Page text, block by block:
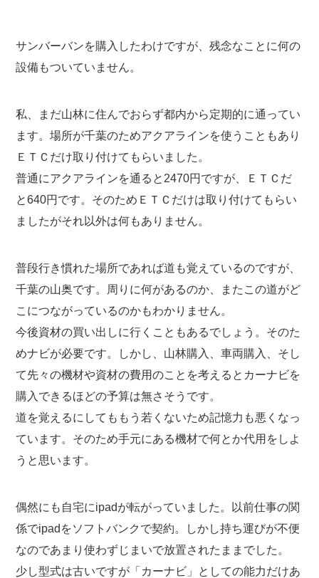
サンバーバンを購入したわけですが、残念なことに何の
設備もついていません。
私、まだ山林に住んでおらず都内から定期的に通ってい
ます。場所が千葉のためアクアラインを使うこともあり
ＥＴＣだけ取り付けてもらいました。
普通にアクアラインを通ると2470円ですが、ＥＴＣだ
と640円です。そのためＥＴＣだけは取り付けてもらい
ましたがそれ以外は何もありません。
普段行き慣れた場所であれば道も覚えているのですが、
千葉の山奥です。周りに何があるのか、またこの道がど
こにつながっているのかもわかりません。
今後資材の買い出しに行くこともあるでしょう。そのた
めナビが必要です。しかし、山林購入、車両購入、そし
て先々の機材や資材の費用のことを考えるとカーナビを
購入できるほどの予算は無さそうです。
道を覚えるにしてももう若くないため記憶力も悪くなっ
ています。そのため手元にある機材で何とか代用をしよ
うと思います。
偶然にも自宅にipadが転がっていました。以前仕事の関
係でipadをソフトバンクで契約。しかし持ち運びが不便
なのであまり使わずじまいで放置されたままでした。
少し型式は古いですが「カーナビ」としての能力だけあ